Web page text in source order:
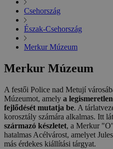
Csehország
Észak-Csehország
Merkur Múzeum
Merkur Múzeum
A festői Police nad Metují
Múzeumot, amely a
fejlődését mutatja be. A
korosztály számára alkalmas. Itt
származó készletet, a Merkur
hatalmas Acélvárost, amelyet
más érdekes kiállítási tárgyat.